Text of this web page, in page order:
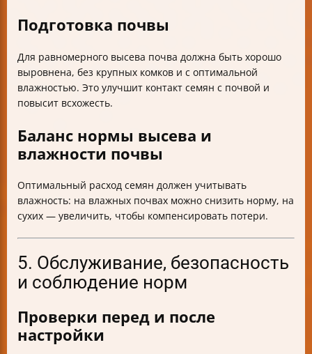
Подготовка почвы
Для равномерного высева почва должна быть хорошо
выровнена, без крупных комков и с оптимальной
влажностью. Это улучшит контакт семян с почвой и
повысит всхожесть.
Баланс нормы высева и
влажности почвы
Оптимальный расход семян должен учитывать
влажность: на влажных почвах можно снизить норму, на
сухих — увеличить, чтобы компенсировать потери.
5. Обслуживание, безопасность
и соблюдение норм
Проверки перед и после
настройки